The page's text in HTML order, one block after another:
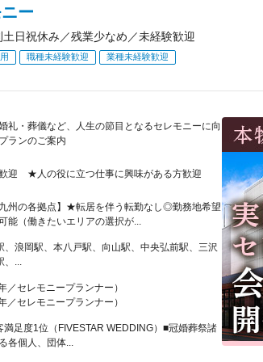
ー
日祝休み／残業少なめ／未経験歓迎
職種未経験歓迎 業種未経験歓迎
礼・葬儀など、人生の節目となるセレモニーに向
ランのご案内
迎 ★人の役に立つ仕事に興味がある方歓迎
九州の各拠点】★転居を伴う転勤なし◎勤務地希望
能（働きたいエリアの選択が...
、浪岡駅、本八戸駅、向山駅、中央弘前駅、三沢
、...
セレモニープランナー）
セレモニープランナー）
足度1位（FIVESTAR WEDDING）■冠婚葬祭諸
各個人、団体...